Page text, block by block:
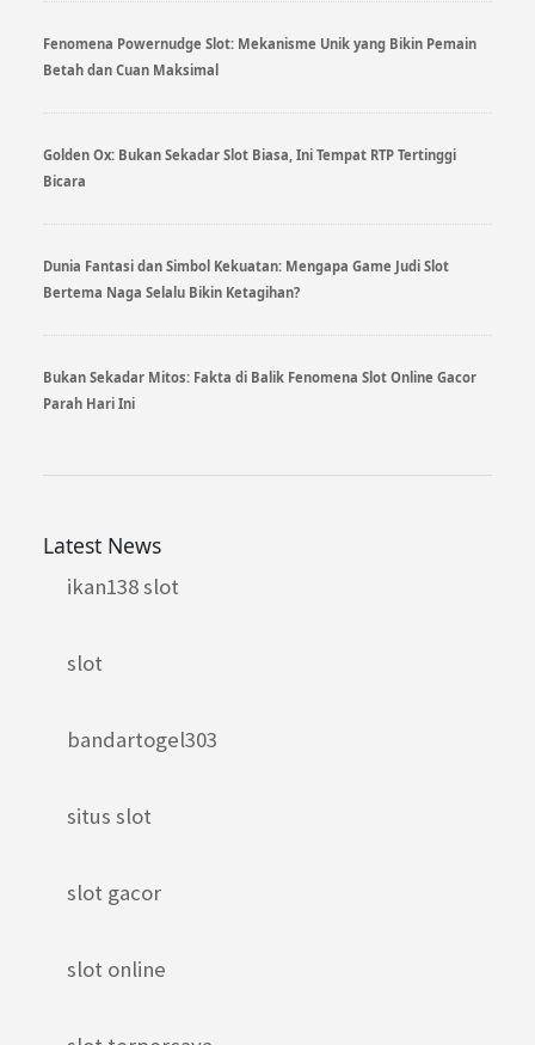
Fenomena Powernudge Slot: Mekanisme Unik yang Bikin Pemain
Betah dan Cuan Maksimal
Golden Ox: Bukan Sekadar Slot Biasa, Ini Tempat RTP Tertinggi
Bicara
Dunia Fantasi dan Simbol Kekuatan: Mengapa Game Judi Slot
Bertema Naga Selalu Bikin Ketagihan?
Bukan Sekadar Mitos: Fakta di Balik Fenomena Slot Online Gacor
Parah Hari Ini
Latest News
ikan138 slot
slot
bandartogel303
situs slot
slot gacor
slot online